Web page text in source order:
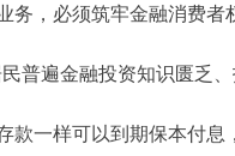
务，必须筑牢金融消费
普遍金融投资知识匮乏
款一样可以到期保本付